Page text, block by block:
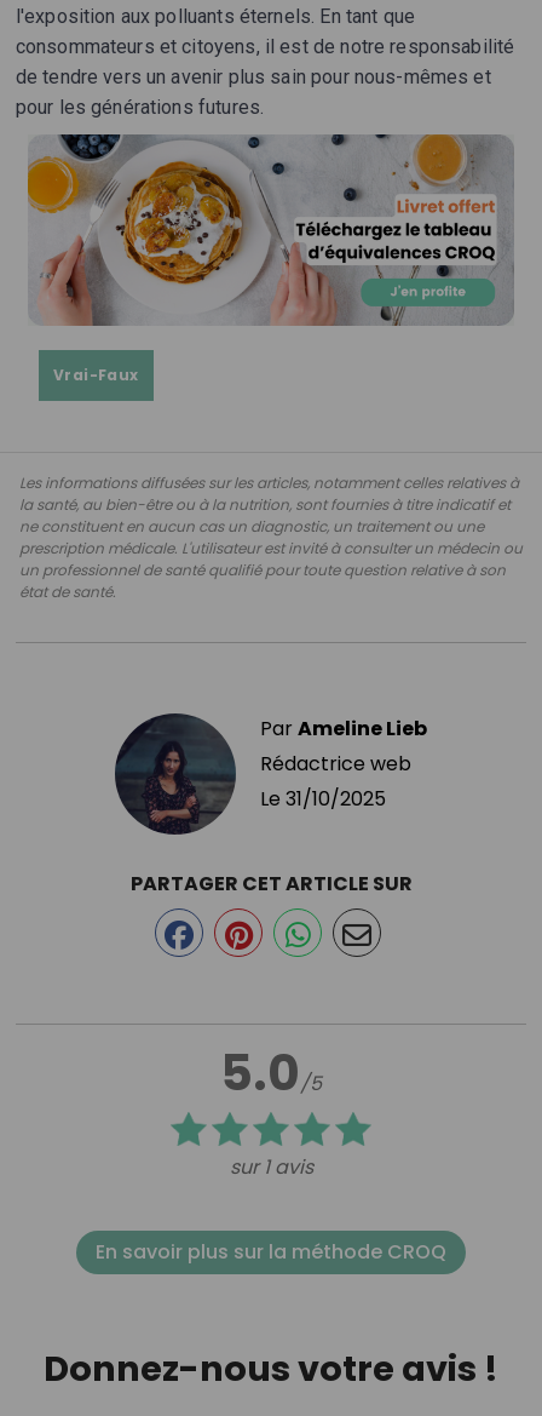
l'exposition aux polluants éternels. En tant que
consommateurs et citoyens, il est de notre responsabilité
de tendre vers un avenir plus sain pour nous-mêmes et
pour les générations futures.
Vrai-Faux
Les informations diffusées sur les articles, notamment celles relatives à
la santé, au bien-être ou à la nutrition, sont fournies à titre indicatif et
ne constituent en aucun cas un diagnostic, un traitement ou une
prescription médicale. L'utilisateur est invité à consulter un médecin ou
un professionnel de santé qualifié pour toute question relative à son
état de santé.
ParAmeline Lieb
Rédactrice web
Le 31/10/2025
5.0/5
sur 1 avis
PARTAGER CET ARTICLE SUR
En savoir plus sur la méthode CROQ
Donnez-nous votre avis !